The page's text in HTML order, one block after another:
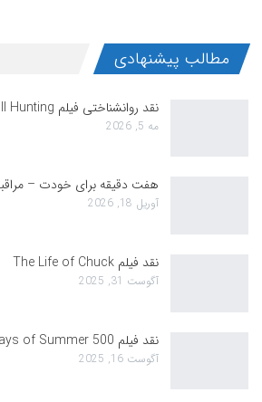
مطالب پیشنهادی
نقد روانشناختی فیلم Good Will Hunting
مه 5, 2026
هفت دقیقه برای خودت –
آوریل 18, 2026
نقد فیلم The Life of Chuck
آگوست 31, 2025
نقد فیلم 500 Days of Summer
آگوست 16, 2025